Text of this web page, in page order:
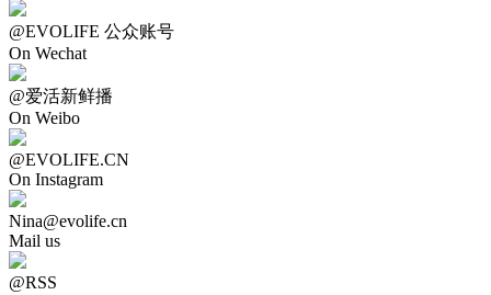
@EVOLIFE 公众账号
On Wechat
@爱活新鲜播
On Weibo
@EVOLIFE.CN
On Instagram
Nina@evolife.cn
Mail us
@RSS